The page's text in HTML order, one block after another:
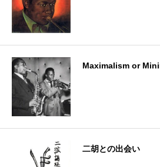
Maximalism or
二胡との出会い